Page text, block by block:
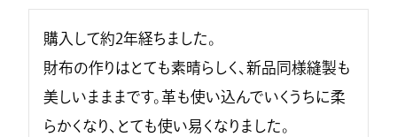
購入して約2年経ちました。
財布の作りはとても素晴らしく、新品同様縫製も
美しいまままです。革も使い込んでいくうちに柔
らかくなり、とても使い易くなりました。